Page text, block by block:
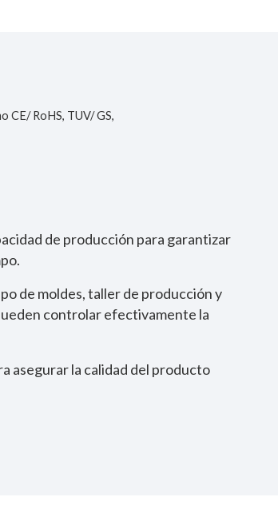
CE/ RoHS, TUV/ GS,
de producción para garantizar
de moldes, taller de producción y
controlar efectivamente la
asegurar la calidad del producto